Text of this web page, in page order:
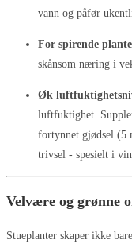
vann og påfør
For spirende
skånsom næring i
Øk
luftfuktighet.
fortynnet gjødsel (5
trivsel - spesielt i
Velvære og grønne
Stueplanter skaper ikke